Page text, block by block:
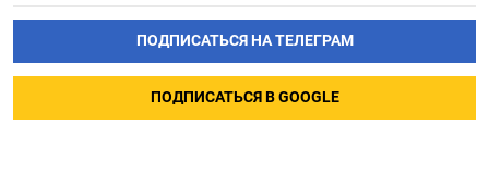
ПОДПИСАТЬСЯ НА ТЕЛЕГРАМ
ПОДПИСАТЬСЯ В GOOGLE